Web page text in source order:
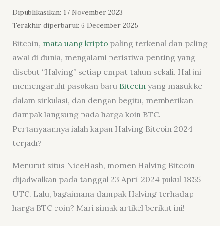
Dipublikasikan: 17 November 2023
Terakhir diperbarui: 6 December 2025
Bitcoin, mata uang kripto paling terkenal dan paling
awal di dunia, mengalami peristiwa penting yang
disebut “Halving” setiap empat tahun sekali. Hal ini
memengaruhi pasokan baru Bitcoin yang masuk ke
dalam sirkulasi, dan dengan begitu, memberikan
dampak langsung pada harga koin BTC.
Pertanyaannya ialah kapan Halving Bitcoin 2024
terjadi?
Menurut situs NiceHash, momen Halving Bitcoin
dijadwalkan pada tanggal 23 April 2024 pukul 18:55
UTC. Lalu, bagaimana dampak Halving terhadap
harga BTC coin? Mari simak artikel berikut ini!